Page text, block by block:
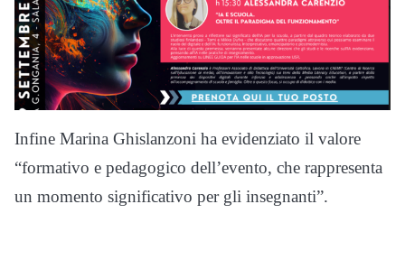
Infine Marina Ghislanzoni ha evidenziato il valore
“formativo e pedagogico dell’evento, che rappresenta
un momento significativo per gli insegnanti”.